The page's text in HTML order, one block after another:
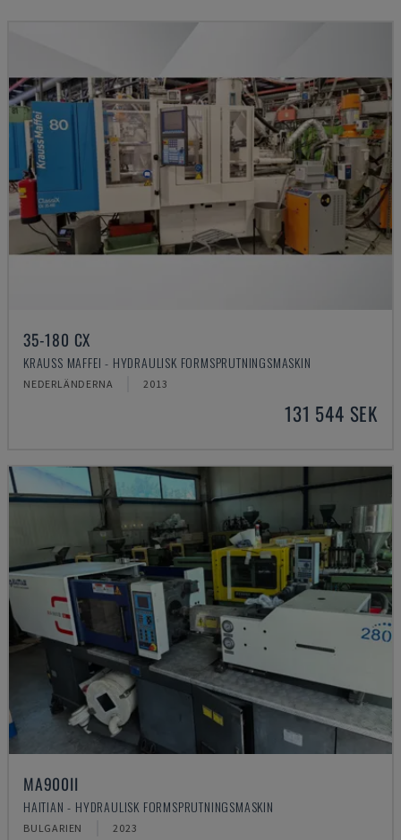
35-180 CX
KRAUSS MAFFEI - HYDRAULISK FORMSPRUTNINGSMASKIN
NEDERLÄNDERNA 2013
131 544 SEK
MA900ІІ
HAITIAN - HYDRAULISK FORMSPRUTNINGSMASKIN
BULGARIEN 2023